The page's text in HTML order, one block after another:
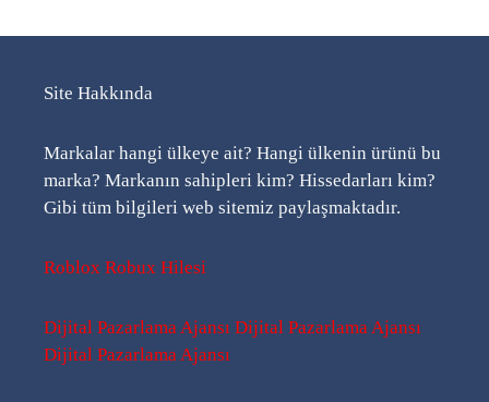
Site Hakkında
Markalar hangi ülkeye ait? Hangi ülkenin ürünü bu
marka? Markanın sahipleri kim? Hissedarları kim?
Gibi tüm bilgileri web sitemiz paylaşmaktadır.
Roblox Robux Hilesi
Dijital Pazarlama Ajansı Dijital Pazarlama Ajansı
Dijital Pazarlama Ajansı